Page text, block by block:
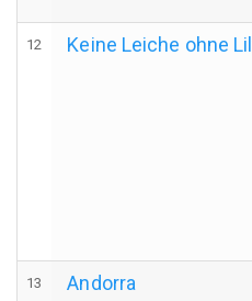
12 Keine Leiche ohne
13 Andorra